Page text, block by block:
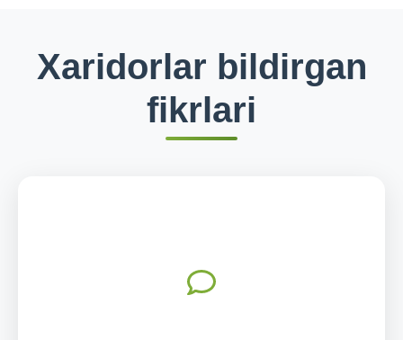
Xaridorlar bildirgan
fikrlari